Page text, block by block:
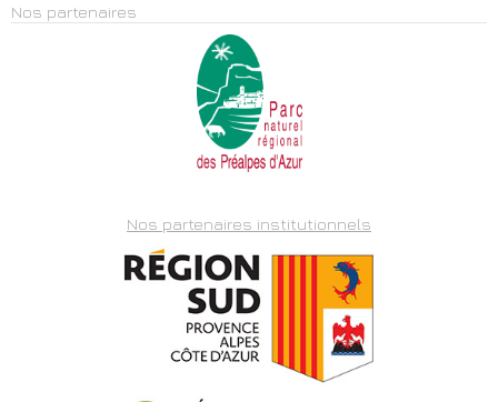
Nos partenaires
Nos partenaires institutionnels